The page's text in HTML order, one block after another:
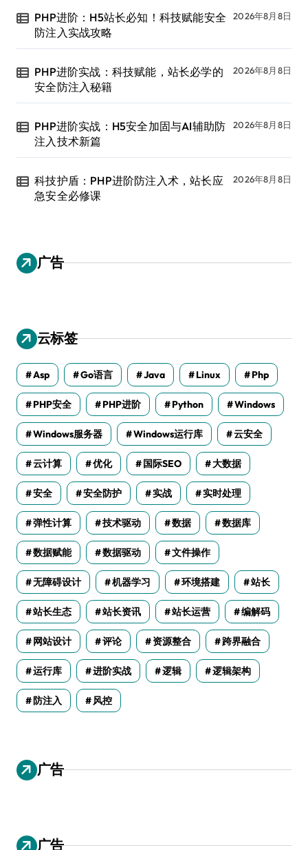
PHP进阶：H5站长必知！科技赋能安全
防注入实战攻略
2026年8月8日
PHP进阶实战：科技赋能，站长必学的
安全防注入秘籍
2026年8月8日
PHP进阶实战：H5安全加固与AI辅助防
注入技术新篇
2026年8月8日
科技护盾：PHP进阶防注入术，站长应
急安全必修课
2026年8月8日
广告
云标签
Asp Go语言 Java Linux Php
PHP安全 PHP进阶 Python Windows
Windows服务器 Windows运行库 云安全
云计算 优化 国际SEO 大数据
安全 安全防护 实战 实时处理
弹性计算 技术驱动 数据 数据库
数据赋能 数据驱动 文件操作
无障碍设计 机器学习 环境搭建 站长
站长生态 站长资讯 站长运营 编解码
网站设计 评论 资源整合 跨界融合
运行库 进阶实战 逻辑 逻辑架构
防注入 风控
广告
广告